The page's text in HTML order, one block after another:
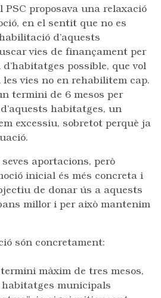
PSC proposava una relaxació
en el sentit que no es
d’aquests
vies de finançament per
possible, que vol
vies no en rehabilitem cap.
termini de 6 mesos per
habitatges, un
excessiu, sobretot perquè ja
aportacions, però
inicial és més concreta i
de donar ús a aquests
millor i per això mantenim
són concretament:
màxim de tres mesos,
municipals